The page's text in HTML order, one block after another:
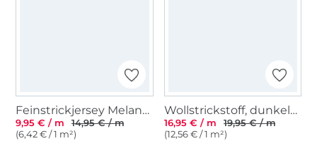
Feinstrickjersey Melange, creme
9,95 € / m
14,95 € / m
(6,42 € / 1 m²)
Wollstrickstoff, dunkelblau
16,95 € / m
19,95 € / m
(12,56 € / 1 m²)